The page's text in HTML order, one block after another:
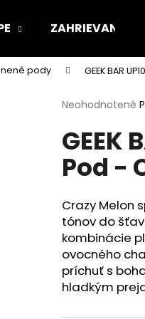
ZAHRIEVANÉ
pody GEEK BAR
Priemerné
produktu
je
0,0
hviezdičiek.
Neohodnotené
GEEK
Pod -
Crazy Melon
tónov do
kombinácie
ovocného
príchuť s
hladkým